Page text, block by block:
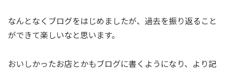
なんとなくブログをはじめましたが、過去を振り返ること
ができて楽しいなと思います。
おいしかったお店とかもブログに書くようになり、より記